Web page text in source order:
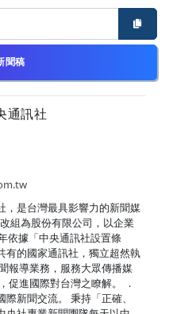
聞稿
通訊社
，是台灣最具影響力的新聞媒
組為股份有限公司，以企業
依據「中央通訊社設置條
有的國家通訊社，獨立超然執
報導業務，服務大眾傳播媒
促進國際對台灣之瞭解。 ．
新聞交流。 秉持「正確、